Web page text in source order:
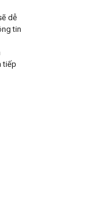
dễ
tin
tiếp